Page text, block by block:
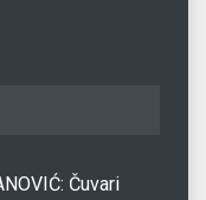
Čuvari